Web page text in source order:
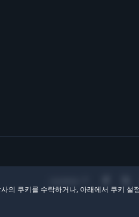
의 쿠키를 수락하거나, 아래에서 쿠키 설